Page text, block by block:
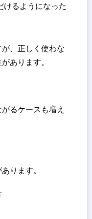
けるようになった
、正しく使わな
あります。
るケースも増え
ります。